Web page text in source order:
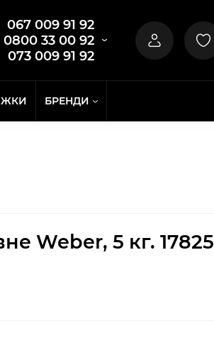
067 009 91 92
0800 33 00 92
073 009 91 92
БРЕНДИ
Weber, 5 кг. 17825